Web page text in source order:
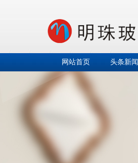
网站首页 头条新闻